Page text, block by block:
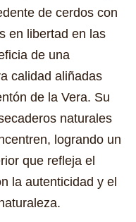
de cerdos con
en libertad en las
de una
calidad aliñadas
de la Vera. Su
naturales
logrando un
que refleja el
la autenticidad y el